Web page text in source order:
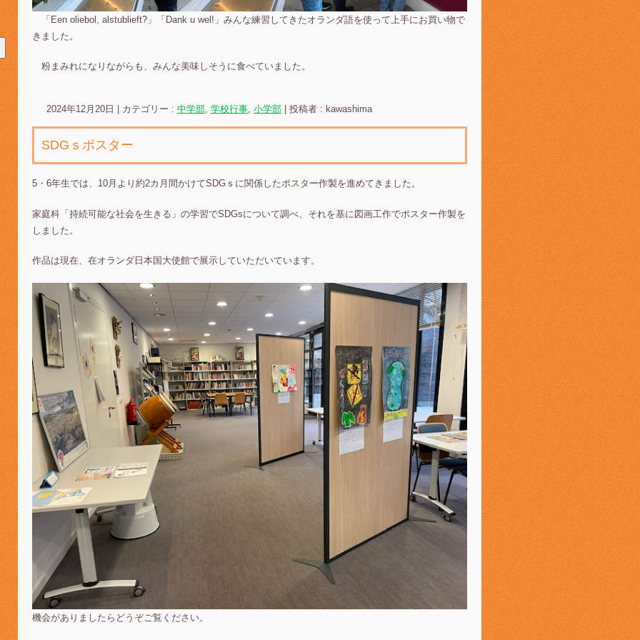
「Een oliebol, alstublieft?」「Dank u wel!」みんな練習してきたオランダ語を使って上手にお買い物で
きました。
粉まみれになりながらも、みんな美味しそうに食べていました。
2024年12月20日 カテゴリー : 中学部, 学校行事, 小学部 投稿者 : kawashima
SDGｓポスター
5・6年生では、10月より約2カ月間かけてSDGｓに関係したポスター作製を進めてきました。
家庭科「持続可能な社会を生きる」の学習でSDGsについて調べ、それを基に図画工作でポスター作製を
しました。
作品は現在、在オランダ日本国大使館で展示していただいています。
機会がありましたらどうぞご覧ください。